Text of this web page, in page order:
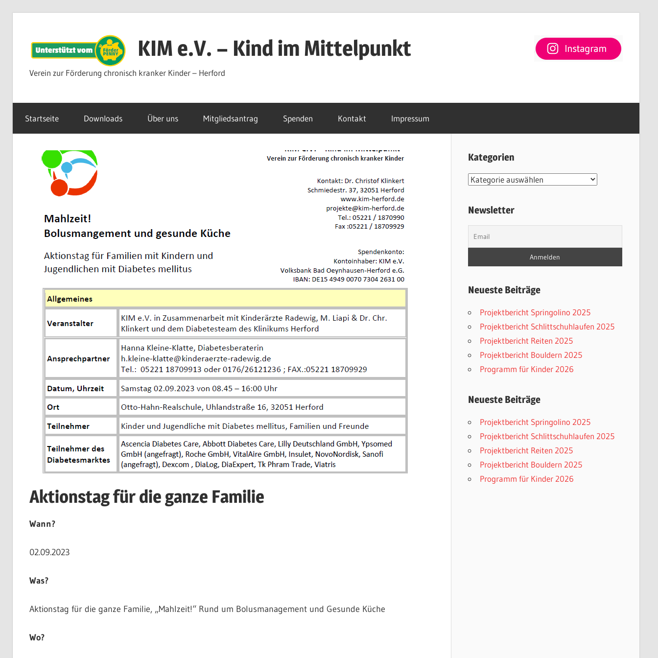
springen
KIM e.V. – Kind im Mittelpunkt
Verein zur Förderung chronisch kranker Kinder – Herford
Startseite Downloads Über uns Mitgliedsantrag Spenden Kontakt Impressum
Aktionstag für die ganze Familie
Wann?
02.09.2023
Was?
Aktionstag für die ganze Familie, „Mahlzeit!“ Rund um Bolusmanagement und Gesunde Küche
Wo?
Kategorien
Kategorien
Newsletter
Neueste Beiträge
Projektbericht Springolino 2025
Projektbericht Schlittschuhlaufen 2025
Projektbericht Reiten 2025
Projektbericht Bouldern 2025
Programm für Kinder 2026
Neueste Beiträge
Projektbericht Springolino 2025
Projektbericht Schlittschuhlaufen 2025
Projektbericht Reiten 2025
Projektbericht Bouldern 2025
Programm für Kinder 2026